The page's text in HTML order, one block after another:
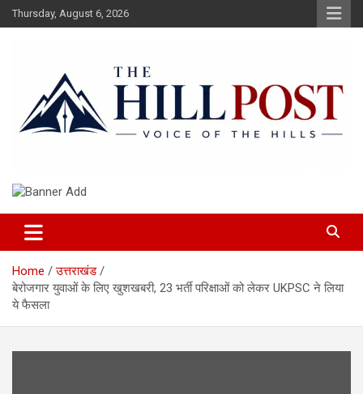
Skip
to
Thursday, August 6, 2026
The Hillpost
Home
उत्तराखंड
बेरोजगार युवाओं के लिए खुशखबरी, 23 भर्ती परिक्षाओं को लेकर UKPSC ने लिया
ये फैसला